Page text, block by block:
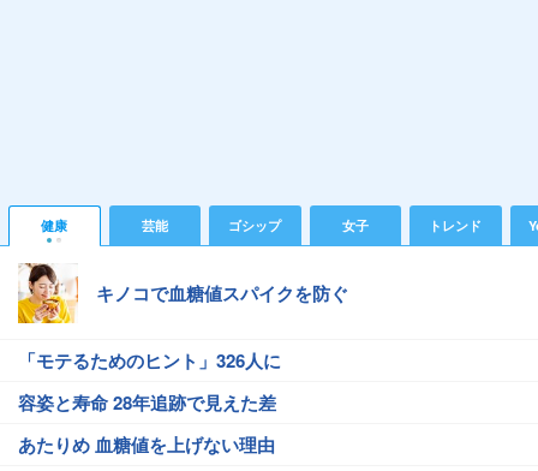
健康 芸能 ゴシップ 女子 トレンド
キノコで血糖値スパイクを防ぐ
「モテるためのヒント」326人に
容姿と寿命 28年追跡で見えた差
あたりめ 血糖値を上げない理由